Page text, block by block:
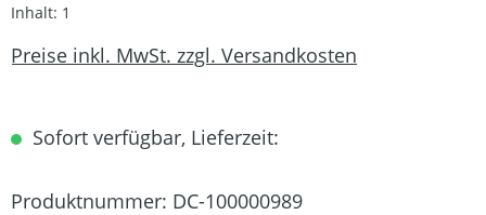
Inhalt: 1
Preise inkl. MwSt. zzgl. Versandkosten
Sofort verfügbar, Lieferzeit:
Produktnummer: DC-100000989